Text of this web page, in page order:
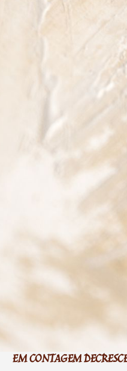
EM CONTAGEM